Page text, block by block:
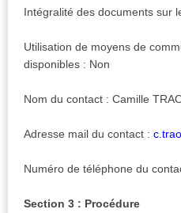
Intégralité des documents sur
Utilisation de moyens de
disponibles : Non
Nom du contact : Camille
Adresse mail du contact :
Numéro de téléphone du
Section 3 : Procédure